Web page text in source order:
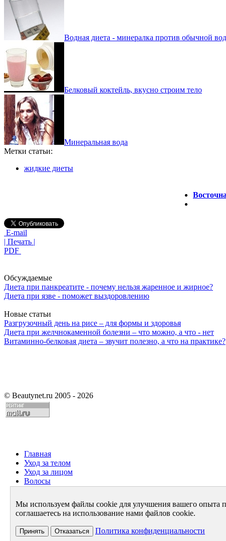
Водная диета - минералка против обычной
Белковый коктейль, вкусно строим тело
Минеральная вода
Метки статьи:
жидкие диеты
E-mail
| Печать |
PDF
Обсуждаемые
Диета при панкреатите - почему нельзя жаренное и жирное?
Диета при язве - поможет выздоровлению
Новые статьи
Разгрузочный день на рисе – для формы и здоровья
Диета при желчнокаменной болезни – что можно, а что - нет
Витаминно-белковая диета – звучит полезно, а что на практике?
© Beautynet.ru 2005 - 2026
Главная
Уход за телом
Уход за лицом
Волосы
Диета
Стиль и имидж
Архив
Мы используем файлы cookie для улучшения вашего опыта
соглашаетесь на использование нами файлов cookie.
Принять Отказаться Политика конфиденциальности